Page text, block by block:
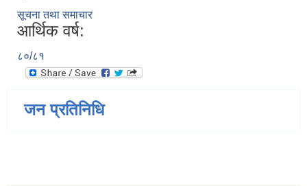
सूचना तथा समाचार
आर्थिक वर्ष:
८०/८१
जन प्रतिनिधि